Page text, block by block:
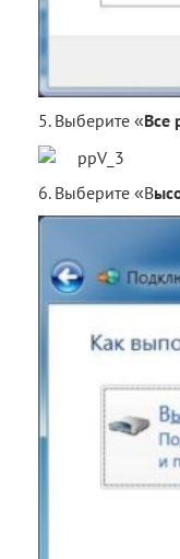
5. Выберите «Все
6. Выберите «В